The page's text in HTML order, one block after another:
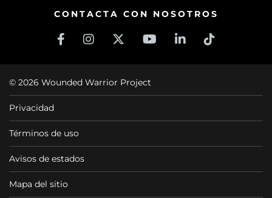
CONTACTA CON NOSOTROS
© 2026 Wounded Warrior Project
Privacidad
Términos de uso
Avisos de estados
Mapa del sitio